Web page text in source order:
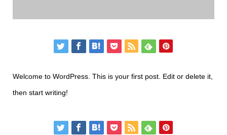
Welcome to WordPress. This is your first post. Edit or delete it,
then start writing!